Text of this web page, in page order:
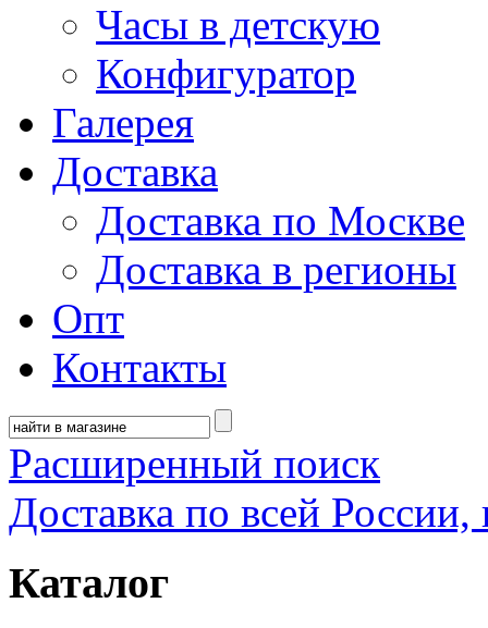
Часы в детскую
Конфигуратор
Галерея
Доставка
Доставка по Москве
Доставка в регионы
Опт
Контакты
Расширенный поиск
Доставка по всей России,
Каталог